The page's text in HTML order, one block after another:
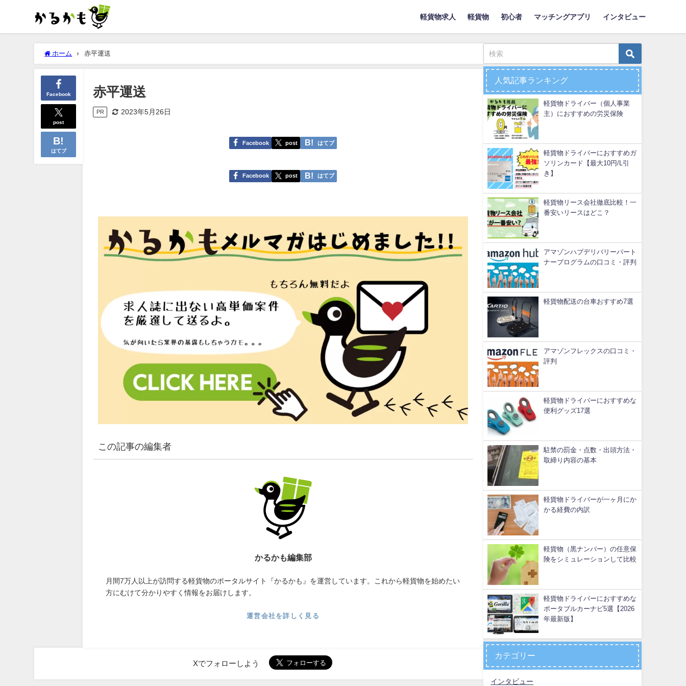
軽貨物求人 軽貨物 初心者 マッチングアプリ インタビュー
ホーム 赤平運送
Facebook
post
はてブ
赤平運送
PR 2023年5月26日
Facebook post はてブ
Facebook post はてブ
この記事の編集者
かるかも編集部
月間7万人以上が訪問する軽貨物のポータルサイト『かるかも』を運営しています。これから軽貨物を始めたい
方にむけて分かりやすく情報をお届けします。
運営会社を詳しく見る
Xでフォローしよう
人気記事ランキング
軽貨物ドライバー（個人事業
主）におすすめの労災保険
軽貨物ドライバーにおすすめガ
ソリンカード【最大10円/L引
き】
軽貨物リース会社徹底比較！一
番安いリースはどこ？
アマゾンハブデリバリーパート
ナープログラムの口コミ・評判
軽貨物配送の台車おすすめ7選
アマゾンフレックスの口コミ・
評判
軽貨物ドライバーにおすすめな
便利グッズ17選
駐禁の罰金・点数・出頭方法・
取締り内容の基本
軽貨物ドライバーが一ヶ月にか
かる経費の内訳
軽貨物（黒ナンバー）の任意保
険をシミュレーションして比較
軽貨物ドライバーにおすすめな
ポータブルカーナビ5選【2026
年最新版】
カテゴリー
インタビュー